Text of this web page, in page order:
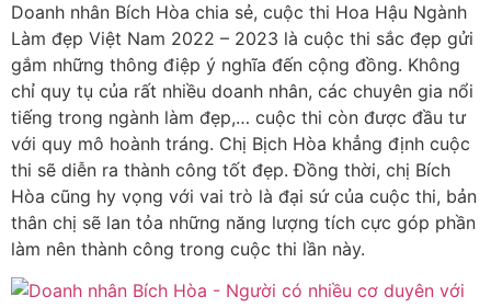
Doanh nhân Bích Hòa chia sẻ, cuộc thi Hoa Hậu Ngành
Làm đẹp Việt Nam 2022 – 2023 là cuộc thi sắc đẹp gửi
gắm những thông điệp ý nghĩa đến cộng đồng. Không
chỉ quy tụ của rất nhiều doanh nhân, các chuyên gia nổi
tiếng trong ngành làm đẹp,… cuộc thi còn được đầu tư
với quy mô hoành tráng. Chị Bịch Hòa khẳng định cuộc
thi sẽ diễn ra thành công tốt đẹp. Đồng thời, chị Bích
Hòa cũng hy vọng với vai trò là đại sứ của cuộc thi, bản
thân chị sẽ lan tỏa những năng lượng tích cực góp phần
làm nên thành công trong cuộc thi lần này.